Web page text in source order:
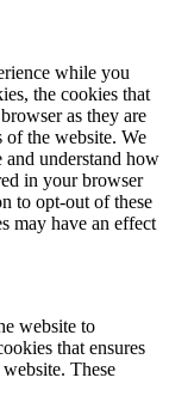
while you
the cookies that
as they are
the website. We
and understand how
in your browser
to opt-out of these
may have an effect
website to
that ensures
These